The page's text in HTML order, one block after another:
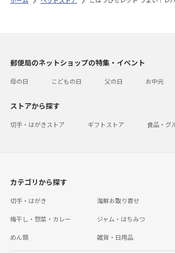
郵便局のネットショップの特集・イベント
母の日 こどもの日 父の日 お中元
ストアから探す
切手・はがきストア ギフトストア 食品・グ
カテゴリから探す
切手・はがき 海鮮お取り寄せ
梅干し・惣菜・カレー ジャム・はちみつ
めん類 雑貨・日用品